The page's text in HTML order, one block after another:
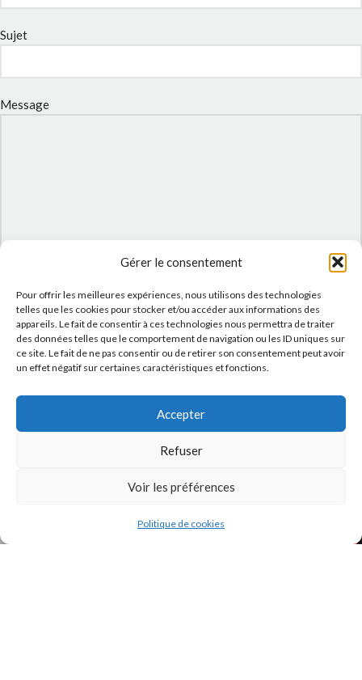
Gérer le consentement
Pour offrir les meilleures expériences, nous utilisons des technologies
telles que les cookies pour stocker et/ou accéder aux informations des
appareils. Le fait de consentir à ces technologies nous permettra de traiter
des données telles que le comportement de navigation ou les ID uniques sur
ce site. Le fait de ne pas consentir ou de retirer son consentement peut avoir
un effet négatif sur certaines caractéristiques et fonctions.
Accepter
Refuser
Voir les préférences
Politique de cookies
Sujet
Message
J'accepte laPolitique de confidentialitéde ce site.
INSTAGRAM